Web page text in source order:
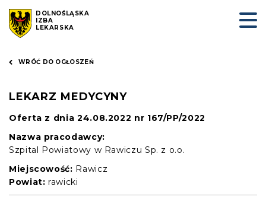
DOLNOŚLĄSKA
IZBA
LEKARSKA
WRÓĆ DO OGŁOSZEŃ
LEKARZ MEDYCYNY
Oferta z dnia 24.08.2022 nr 167/PP/2022
Nazwa pracodawcy:
Szpital Powiatowy w Rawiczu Sp. z o.o.
Miejscowość: Rawicz
Powiat: rawicki